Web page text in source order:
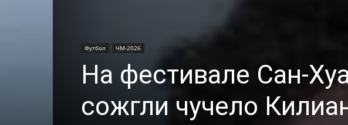
Футбол ЧМ-2026
На фестивале Сан-
сожгли чучело